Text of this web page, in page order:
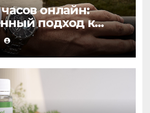
онлайн:
подход к